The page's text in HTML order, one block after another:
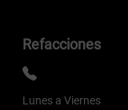
Refacciones
Lunes a Viernes